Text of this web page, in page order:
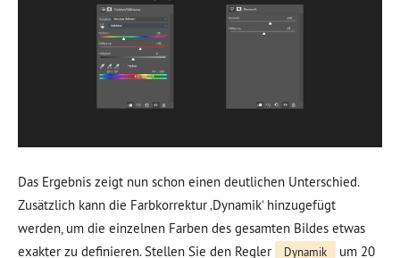
Das Ergebnis zeigt nun schon einen deutlichen Unterschied.
Zusätzlich kann die Farbkorrektur ‚Dynamik‘ hinzugefügt
werden, um die einzelnen Farben des gesamten Bildes etwas
exakter zu definieren. Stellen Sie den Regler
Dynamik um 20